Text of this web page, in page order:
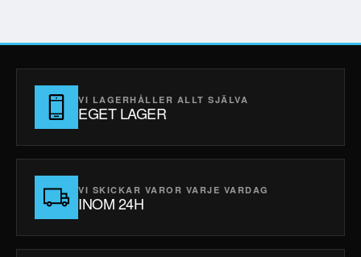
VI LAGERHÅLLER ALLT SJÄLVA
EGET LAGER
VI SKICKAR VAROR VARJE VARDAG
INOM 24H